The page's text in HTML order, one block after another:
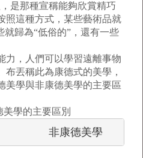
是那種宣稱能夠欣賞精巧
照這種方式，某些藝術品就
就歸為“低俗的”，還有一些
，人們可以學習遠離事物
丟稱此為康德式的美學，
美學與非康德美學的主要區
學的主要區別
非康德美